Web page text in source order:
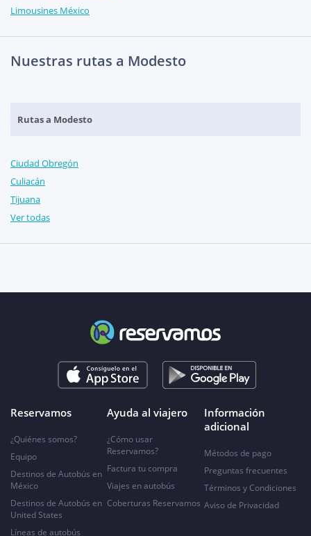
Limousines México
Nuestras rutas a Modesto
Rutas a Modesto
Ciudad Obregón
Culiacán
Tijuana
Ver todas
Reservamos
¿Quiénes somos?
Equipo
Destinos de Autobús en
México
Destinos de Autobús en
United States
Líneas de autobús
Ayuda al viajero
¿Cómo usar
Reservamos?
Factura tu compra
Viajes en autobús
Coberturas Reservamos
Información
adicional
Métodos de pago
Preguntas frecuentes
Términos y Condiciones
Aviso de Privacidad